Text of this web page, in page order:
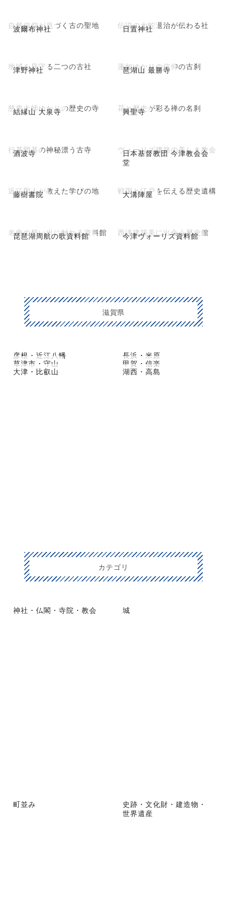
波爾布神社
自然信仰が息づく古の聖地 日置神社
伝説の大蛇退治が伝わる社
津野神社
地域を見守る二つの古社 琶湖山 最勝寺
蓮如ゆかりの信仰の古刹
結縁山 大泉寺
慈恵大師ゆかりの歴史の寺 興聖寺
花と歴史が彩る禅の名刹
酒波寺
行基開基の神秘漂う古寺
日本基督教団 今津教会会
堂
ヴォーリズ建築の美しき教会
藤樹書院
近江聖人が教えた学びの地 大溝陣屋
戦国と江戸を伝える歴史遺構
琵琶湖周航の歌資料館
名曲の想い出に触れる資料館 今津ヴォーリズ資料館
西洋建築美に出会う歴史館
滋賀県
彦根・近江八幡
長浜・米原
草津市・守山
甲賀・信楽
大津・比叡山
湖西・高島
カテゴリ
神社・仏閣・寺院・教会 城
町並み
史跡・文化財・建造物・
世界遺産